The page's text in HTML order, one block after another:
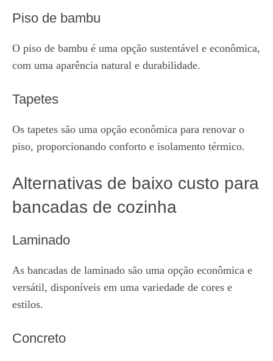
Piso de bambu
O piso de bambu é uma opção sustentável e econômica,
com uma aparência natural e durabilidade.
Tapetes
Os tapetes são uma opção econômica para renovar o
piso, proporcionando conforto e isolamento térmico.
Alternativas de baixo custo para
bancadas de cozinha
Laminado
As bancadas de laminado são uma opção econômica e
versátil, disponíveis em uma variedade de cores e
estilos.
Concreto